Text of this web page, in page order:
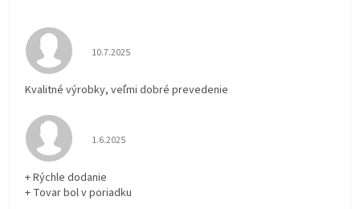
Hodnotenie obchodu je 5 z 5 hviezdičiek.
10.7.2025
Kvalitné výrobky, veľmi dobré prevedenie
Hodnotenie obchodu je 5 z 5 hviezdičiek.
1.6.2025
+ Rýchle dodanie
+ Tovar bol v poriadku